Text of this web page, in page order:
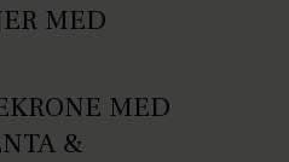
MED
MED
&